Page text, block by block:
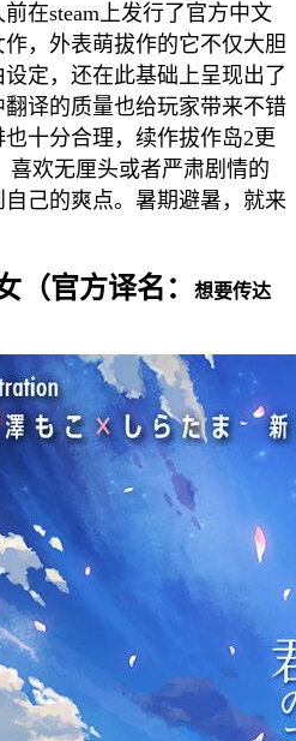
在steam上发行了官方中文
，外表萌拔作的它不仅大胆
定，还在此基础上呈现出了
译的质量也给玩家带来不错
十分合理，续作拔作岛2更
喜欢无厘头或者严肃剧情的
己的爽点。暑期避暑，就来
（官方译名：
想要传达